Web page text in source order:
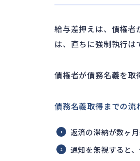
給与差押えは、債権者
は、直ちに強制執行は
債権者が債務名義を取
債務名義取得までの流
返済の滞納が数ヶ
通知を無視すると